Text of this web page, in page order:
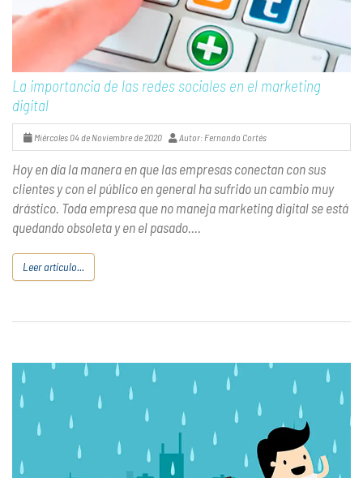
La importancia de las redes sociales en el marketing
digital
Miércoles 04 de Noviembre de 2020 Autor: Fernando Cortés
Hoy en día la manera en que las empresas conectan con sus
clientes y con el público en general ha sufrido un cambio muy
drástico. Toda empresa que no maneja marketing digital se está
quedando obsoleta y en el pasado....
Leer artículo...